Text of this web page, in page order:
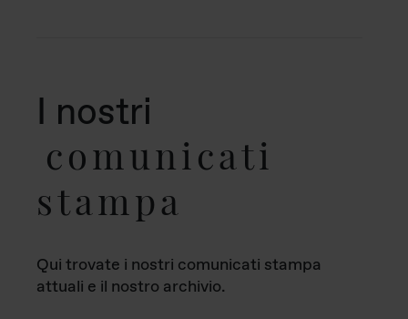
I nostri
comunicati
stampa
Qui trovate i nostri comunicati stampa
attuali e il nostro archivio.